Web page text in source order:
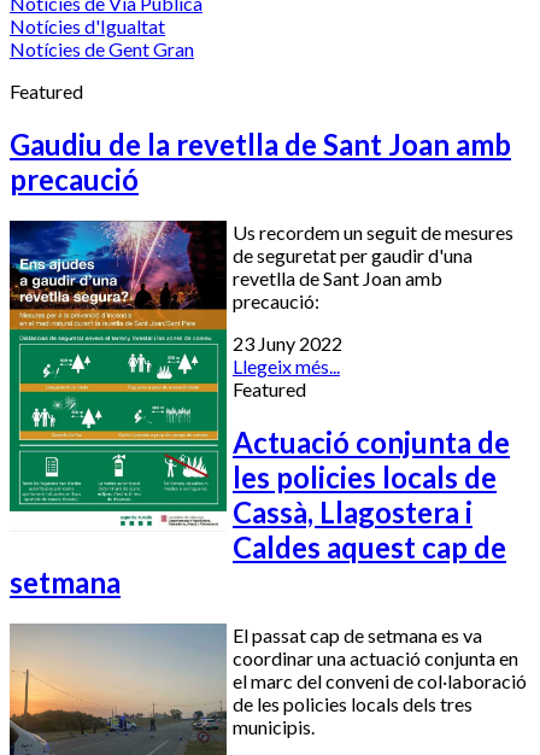
Notícies d'Igualtat
Notícies de Gent Gran
Featured
Gaudiu de la revetlla de Sant Joan amb
precaució
Us recordem un seguit de mesures
de seguretat per gaudir d'una
revetlla de Sant Joan amb
precaució:
23 Juny 2022
Llegeix més...
Featured
Actuació conjunta de
les policies locals de
Cassà, Llagostera i
Caldes aquest cap de
setmana
El passat cap de setmana es va
coordinar una actuació conjunta en
el marc del conveni de col·laboració
de les policies locals dels tres
municipis.